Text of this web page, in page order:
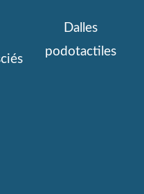
Dalles
podotactiles